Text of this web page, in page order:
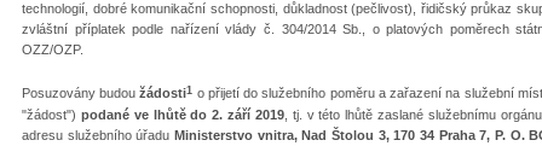
technologií, dobré komunikační schopnosti, důkladnost (pečlivost), řidičský průkaz
zvláštní příplatek podle nařízení vlády č. 304/2014 Sb., o platových poměrech
OZZ/OZP.
Posuzovány budoužádosti1 o přijetí do služebního poměru a zařazení na služební
"žádost") podané ve lhůtě do 2. září 2019, tj. v této lhůtě zaslané služebnímu
adresu služebního úřadu Ministerstvo vnitra, Nad Štolou 3, 170 34 Praha 7, P. O.